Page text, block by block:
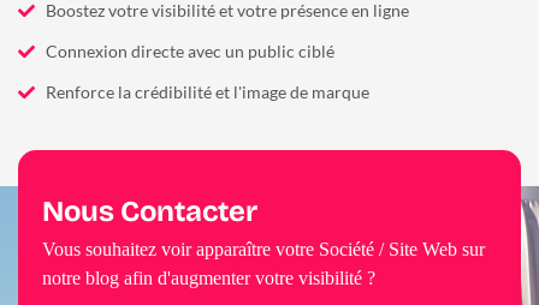
Boostez votre visibilité et votre présence en ligne
Connexion directe avec un public ciblé
Renforce la crédibilité et l'image de marque
Nous Contacter
Vous souhaitez voir apparaître votre Société / Site Web sur
notre blog afin d'augmenter votre visibilité ?